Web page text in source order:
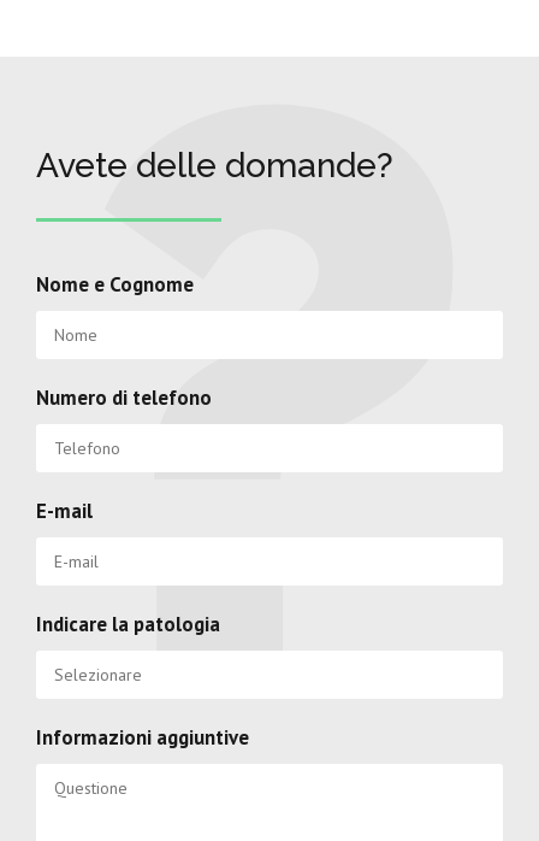
Avete delle domande?
Nome e Cognome
Numero di telefono
E-mail
Indicare la patologia
Informazioni aggiuntive